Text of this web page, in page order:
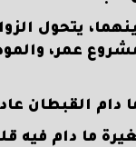
يتحول
عمر،
دام القبطان
ما دام فيه